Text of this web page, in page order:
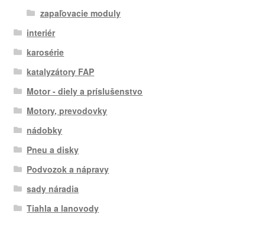
zapaľovacie moduly
interiér
karosérie
katalyzátory FAP
Motor - diely a príslušenstvo
Motory, prevodovky
nádobky
Pneu a disky
Podvozok a nápravy
sady náradia
Tiahla a lanovody